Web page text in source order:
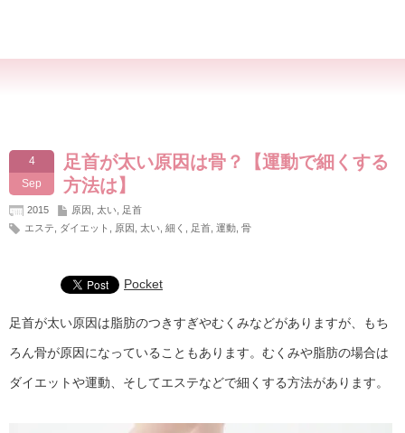
4
Sep
足首が太い原因は骨？【運動で細くする
方法は】
2015 原因 太い
足首
エステ
ダイエット 原因 太い 細く 足首 運動 骨
Pocket
足首が太い原因は脂肪のつきすぎやむくみなどがありますが、もち
ろん骨が原因になっていることもあります。むくみや脂肪の場合は
ダイエットや運動、そしてエステなどで細くする方法があります。